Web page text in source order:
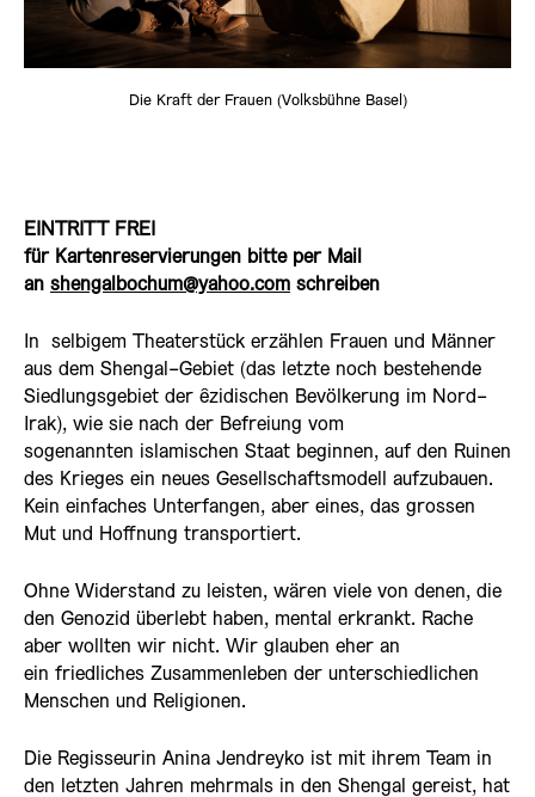
Die Kraft der Frauen (Volksbühne Basel)
EINTRITT FREI
für Kartenreservierungen bitte per Mail
an shengalbochum@yahoo.com schreiben
In selbigem Theaterstück erzählen Frauen und Männer
aus dem Shengal-Gebiet (das letzte noch bestehende
Siedlungsgebiet der êzidischen Bevölkerung im Nord-
Irak), wie sie nach der Befreiung vom
sogenannten islamischen Staat beginnen, auf den Ruinen
des Krieges ein neues Gesellschaftsmodell aufzubauen.
Kein einfaches Unterfangen, aber eines, das grossen
Mut und Hoffnung transportiert.
Ohne Widerstand zu leisten, wären viele von denen, die
den Genozid überlebt haben, mental erkrankt. Rache
aber wollten wir nicht. Wir glauben eher an
ein friedliches Zusammenleben der unterschiedlichen
Menschen und Religionen.
Die Regisseurin Anina Jendreyko ist mit ihrem Team in
den letzten Jahren mehrmals in den Shengal gereist, hat